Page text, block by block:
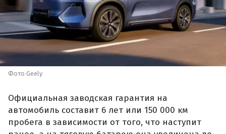
Фото Geely
Официальная заводская гарантия на
автомобиль составит 6 лет или 150 000 км
пробега в зависимости от того, что наступит